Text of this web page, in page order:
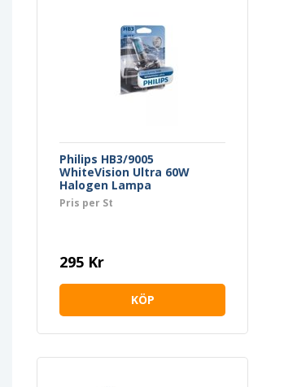
Philips HB3/9005
WhiteVision Ultra 60W
Halogen Lampa
Pris per St
295 Kr
KÖP